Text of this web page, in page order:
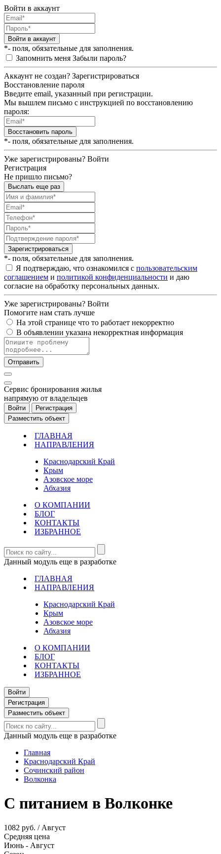
Войти в аккаунт
Войти в аккаунт
*- поля, обязательные для заполнения.
Запомнить меня Забыли пароль?
Аккаунт не создан? Зарегистрироваться
Восстановление пароля
Введите email, указанный при регистрации.
Мы вышлем письмо с инструкцией по восстановлению
пароля:
Восстановить пароль
*- поля, обязательные для заполнения.
Уже зарегистрированы? Войти
Регистрация
Не пришло письмо?
Выслать еще раз
Зарегистрироваться
*- поля, обязательные для заполнения.
Я подтверждаю, что ознакомился с пользовательским
соглашением и политикой конфиденциальности и даю
согласие на обработку персональных данных.
Уже зарегистрированы? Войти
Помогите нам стать лучше
На этой странице что то работает некорректно
В объявлении указана некорректная информация
Отправить
Cервис бронирования жилья
напрямую от владельцев
Войти
Регистрация
Разместить объект
ГЛАВНАЯ
НАПРАВЛЕНИЯ
Краснодарский Край
Крым
Азовское море
Абхазия
О КОМПАНИИ
БЛОГ
КОНТАКТЫ
ИЗБРАННОЕ
Данный модуль еще в разработке
ГЛАВНАЯ
НАПРАВЛЕНИЯ
Краснодарский Край
Крым
Азовское море
Абхазия
О КОМПАНИИ
БЛОГ
КОНТАКТЫ
ИЗБРАННОЕ
Войти
Регистрация
Разместить объект
Данный модуль еще в разработке
Главная
Краснодарский Край
Сочинский район
Волконка
С питанием в Волконке
1082 руб. / Август
Средняя цена
Июнь - Август